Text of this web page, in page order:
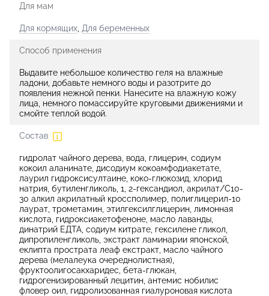
Для мам
Для кормящих Для беременных
Способ применения
Выдавите небольшое количество геля на влажные
ладони, добавьте немного воды и разотрите до
появления нежной пенки. Нанесите на влажную кожу
лица, немного помассируйте круговыми движениями и
смойте теплой водой.
Состав
гидролат чайного дерева, вода, глицерин, содиум
кокоил аланинате, дисодиум кокоамфодиакетате,
лаурил гидроксисултаине, коко-глюкозид, хлорид
натрия, бутиленгликоль, 1, 2-гександиол, акрилат/С10-
30 алкил акрилатный кроссполимер, полиглицерил-10
лаурат, трометамин, этилгексилглицерин, лимонная
кислота, гидроксиакетофеноне, масло лаванды,
динатрий ЕДТА, содиум китрате, гексилене гликол,
дипропиленгликоль, экстракт ламинарии японской,
еклипта прострата леаф екстракт, масло чайного
дерева (мелалеука очереднолистная),
фруктоолигосакхаридес, бета-глюкан,
гидрогенизированный лецитин, антемис нобилис
фловер оил, гидролизованная гиалуроновая кислота